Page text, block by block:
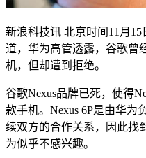
新浪科技讯 北京时间11月
道，华为高管透露，谷歌曾
机，但却遭到拒绝。
谷歌Nexus品牌已死，使得
款手机。Nexus 6P是由华为
续双方的合作关系，因此找
为似乎不感兴趣。